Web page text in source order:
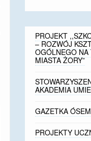
PROJEKT
– ROZWÓJ
OGÓLNEGO NA
MIASTA ŻORY”
AKADEMIA
GAZETKA
PROJEKTY